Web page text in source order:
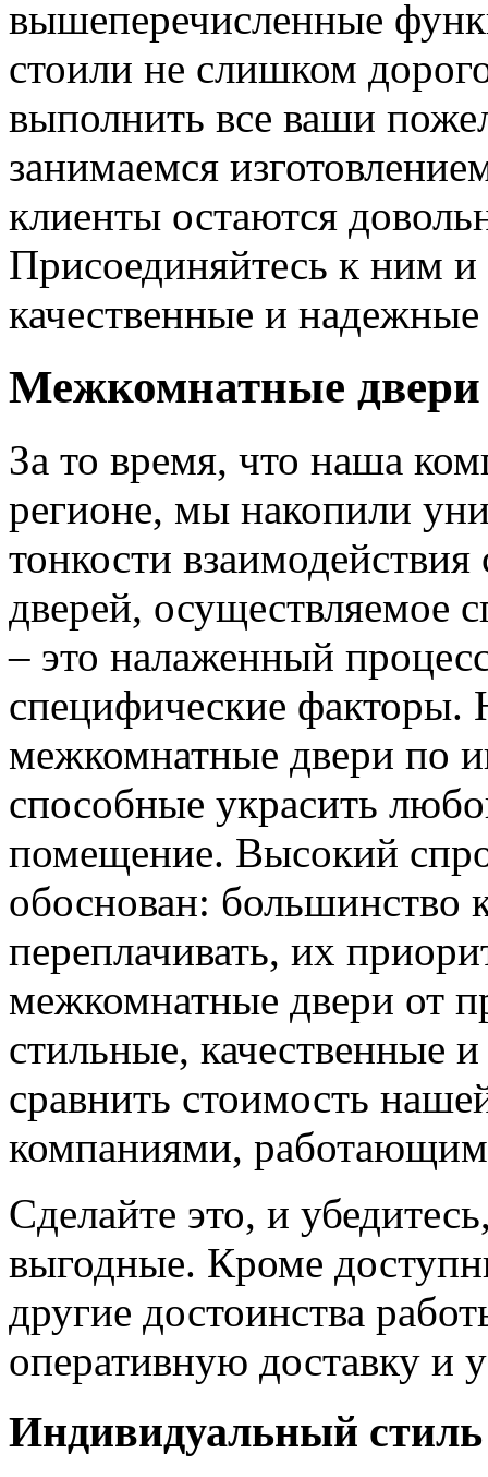
вышеперечисленные
стоили не слишком
выполнить все ваши
занимаемся
клиенты остаются
Присоединяйтесь к ним
качественные и
Межкомнатные двери
За то время, что наша
регионе, мы накопили
тонкости
дверей, осуществляемое
– это налаженный
специфические
межкомнатные двери по
способные украсить
помещение. Высокий
обоснован: большинство
переплачивать, их
межкомнатные двери от
стильные, качественные
сравнить стоимость
компаниями,
Сделайте это, и
выгодные. Кроме
другие достоинства
оперативную доставку и
Индивидуальный стиль